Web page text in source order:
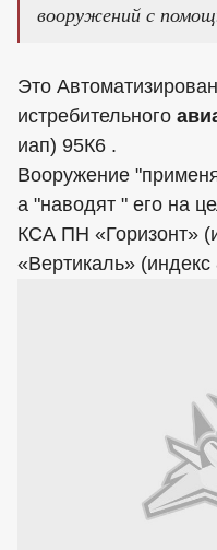
вооружений с
Это
истребительного
иап) 95К6 .
Вооружение
а "наводят " его на
КСА ПН «Горизонт»
«Вертикаль»